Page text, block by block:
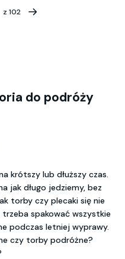
z 102
do podróży
krótszy lub dłuższy czas.
jak długo jedziemy, bez
torby czy plecaki się nie
trzeba spakować wszystkie
podczas letniej wyprawy.
czy torby podróżne?